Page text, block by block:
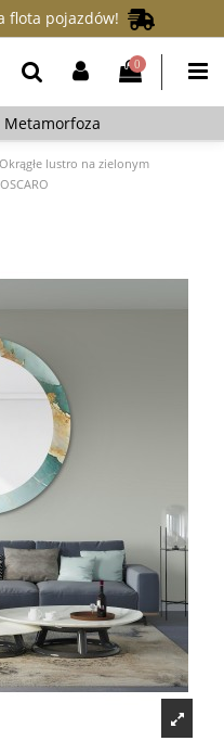
flota pojazdów!
0
Metamorfoza
Okrągłe lustro na zielonym